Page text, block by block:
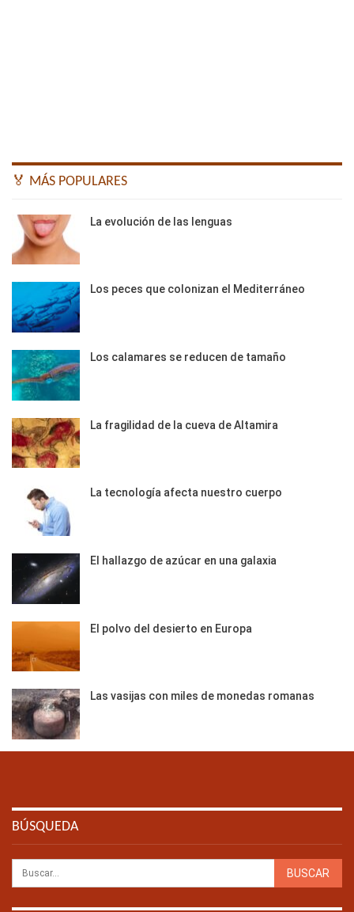
🏅 MÁS POPULARES
La evolución de las lenguas
Los peces que colonizan el Mediterráneo
Los calamares se reducen de tamaño
La fragilidad de la cueva de Altamira
La tecnología afecta nuestro cuerpo
El hallazgo de azúcar en una galaxia
El polvo del desierto en Europa
Las vasijas con miles de monedas romanas
BÚSQUEDA